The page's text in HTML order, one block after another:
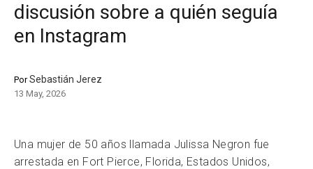
discusión sobre a quién seguía
en Instagram
PorSebastián Jerez
13 May, 2026
Una mujer de 50 años llamada Julissa Negron fue
arrestada en Fort Pierce, Florida, Estados Unidos,